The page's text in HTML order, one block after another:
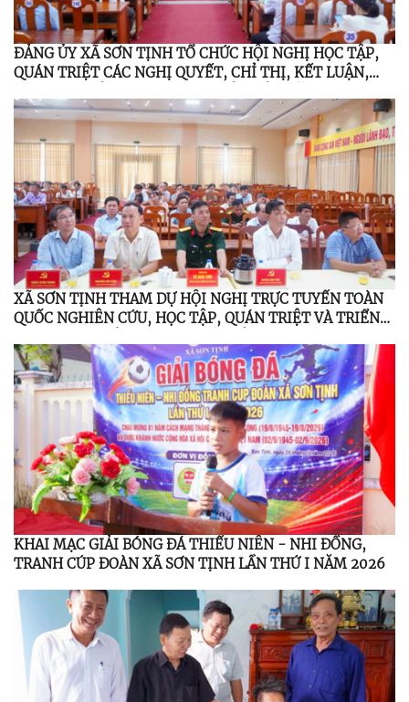
ĐẢNG ỦY XÃ SƠN TỊNH TỔ CHỨC HỘI NGHỊ HỌC TẬP,
QUÁN TRIỆT CÁC NGHỊ QUYẾT, CHỈ THỊ, KẾT LUẬN,
XÃ SƠN TỊNH THAM DỰ HỘI NGHỊ TRỰC TUYẾN TOÀN
QUỐC NGHIÊN CỨU, HỌC TẬP, QUÁN TRIỆT VÀ TRIỂN
BAN CHẤP HÀNH TRUNG ƯƠNG ĐẢNG KHÓA XIV
KHAI MẠC GIẢI BÓNG ĐÁ THIẾU NIÊN - NHI ĐỒNG,
TRANH CÚP ĐOÀN XÃ SƠN TỊNH LẦN THỨ I NĂM 2026